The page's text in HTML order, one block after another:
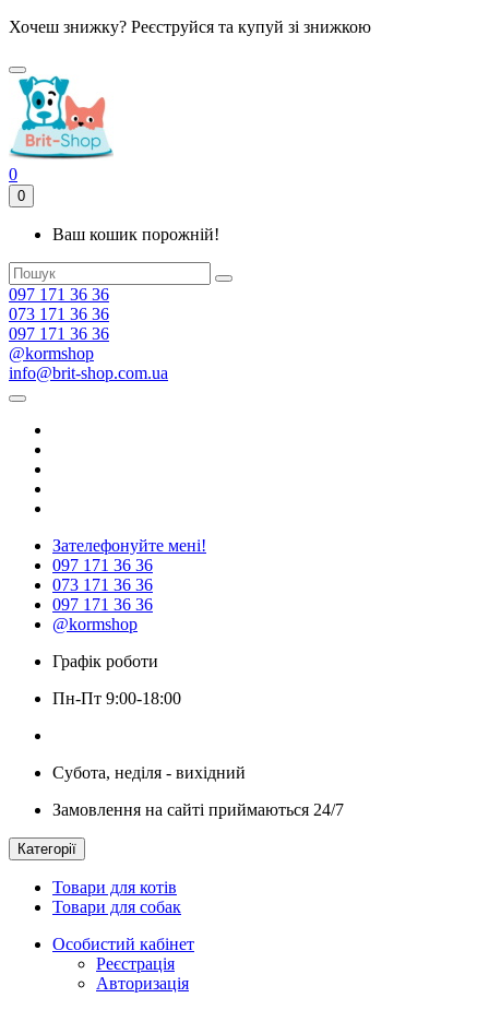
Хочеш знижку? Реєструйся та купуй зі знижкою
0
0
Ваш кошик порожній!
097 171 36 36
073 171 36 36
097 171 36 36
@kormshop
info@brit-shop.com.ua
Зателефонуйте мені!
097 171 36 36
073 171 36 36
097 171 36 36
@kormshop
Графік роботи
Пн-Пт 9:00-18:00
Субота, неділя - вихідний
Замовлення на сайті приймаються 24/7
Категорії
Товари для котів
Товари для собак
Особистий кабінет
Реєстрація
Авторизація